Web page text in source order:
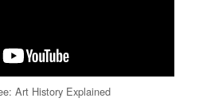
Art History Explained